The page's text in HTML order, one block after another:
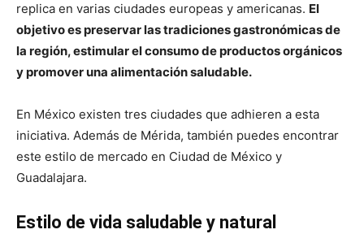
replica en varias ciudades europeas y americanas. El
objetivo es preservar las tradiciones gastronómicas de
la región, estimular el consumo de productos orgánicos
y promover una alimentación saludable.
En México existen tres ciudades que adhieren a esta
iniciativa. Además de Mérida, también puedes encontrar
este estilo de mercado en Ciudad de México y
Guadalajara.
Estilo de vida saludable y natural